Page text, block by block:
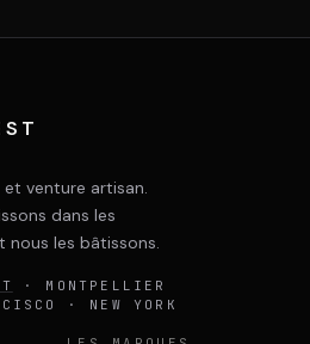
et venture artisan.
dans les
nous les bâtissons.
· MONTPELLIER
· NEW YORK